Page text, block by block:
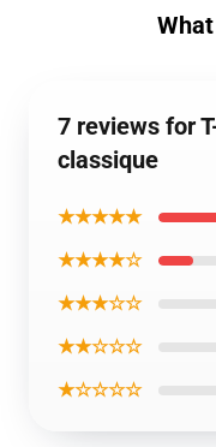
7 reviews for
classique
★★★★★
★★★★☆
★★★☆☆
★★☆☆☆
★☆☆☆☆